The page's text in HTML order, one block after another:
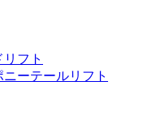
フト
ーテールリフト